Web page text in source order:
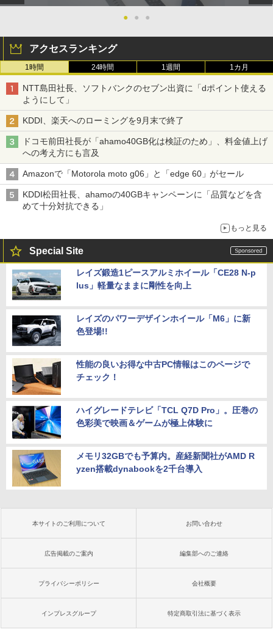
● ● ●
アクセスランキング
1時間 24時間 1週間 1カ月
NTT島田社長、ソフトバンクのセブン出資に「dポイント使える
ようにして」
KDDI、楽天へのローミングを9月末で終了
ドコモ前田社長が「ahamo40GB化は検証のため」、料金値上げ
への考え方にも言及
Amazonで「Motorola moto g06」と「edge 60」がセール
KDDI松田社長、ahamoの40GBキャンペーンに「品質などを含
めて十分対抗できる」
もっと見る
Special Site
レイズ鍛造1ピースアルミホイール「CE28 N-p
lus」軽量なままに剛性を向上
レイズのパワーデザインホイール「M6」に新
色登場!!
性能の良いお得な中古PC情報はこのページで
チェック！
ハイグレードテレビ「TCL Q7D Pro」。圧巻の
色彩美で映画＆ゲームが極上体験に
メモリ32GBでも予算内。産経新聞社がAMD R
yzen搭載dynabookを2千台導入
本サイトのご利用について お問い合わせ
広告掲載のご案内 編集部へのご連絡
プライバシーポリシー 会社概要
インプレスグループ 特定商取引法に基づく表示